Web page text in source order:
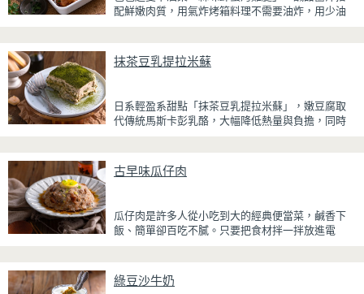
配鮮嫩肉質，用氣炸烤箱料理不需要油炸，用少油
入氣炸烤箱烘烤，免油炸也能烤出外皮金黃微酥、
配冰涼啤酒更是絕配！無論是父親節、聚會或宵夜
時光，在家就能輕鬆端出美味下酒菜。
抹茶豆乳提拉米蘇
日系輕盈系甜點「抹茶豆乳提拉米蘇」，嫩豆腐取
代傳統馬斯卡彭乳酪，大幅降低熱量與負擔，同時
厚重，搭配帶微苦茶香的抹茶與香氣濃郁的黃豆
粉，甜而不膩，層次更加豐富。
吃到淡淡的茶香。相較於傳統提拉米蘇，這款更清
爽、更低負擔，無論是下午茶、飯後甜點，或是正
古早味瓜仔肉
瓜仔肉是許多人從小吃到大的經典便當菜，鹹香下
飯、簡單卻百吃不膩。只要把食材拌一拌放進電
蒸好的瓜仔肉鮮嫩多汁，絞肉吸飽脆瓜醬汁的甘甜
綠豆沙牛奶